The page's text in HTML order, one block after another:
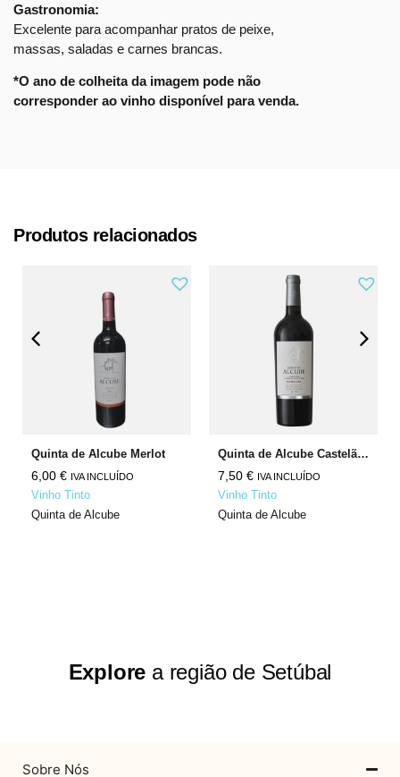
Gastronomia:
Excelente para acompanhar pratos de peixe,
massas, saladas e carnes brancas.
*O ano de colheita da imagem pode não
corresponder ao vinho disponível para venda.
Produtos relacionados
Quinta de Alcube Merlot
6,00 € IVA INCLUÍDO
Vinho Tinto
Quinta de Alcube
Quinta de Alcube Castelão Cabernet Sauvignon
7,50 € IVA INCLUÍDO
Vinho Tinto
Quinta de Alcube
Explore a região de Setúbal
Sobre Nós